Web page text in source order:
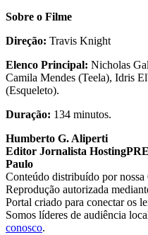
Sobre o Filme
Direção: Travis Knight
Elenco Principal: Nicholas
Camila Mendes (Teela), Idris
(Esqueleto).
Duração: 134 minutos.
Humberto G. Aliperti
Editor Jornalista
Paulo
Conteúdo distribuído por
Reprodução autorizada
Portal criado para conectar os
Somos líderes de audiência
conosco.